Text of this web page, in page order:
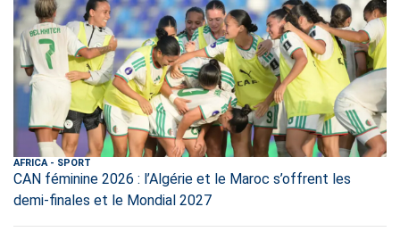
AFRICA - SPORT
CAN féminine 2026 : l’Algérie et le Maroc s’offrent les
demi-finales et le Mondial 2027